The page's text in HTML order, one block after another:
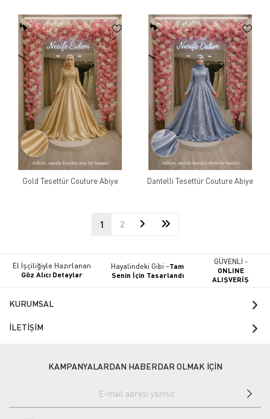
Gold Tesettür Couture Abiye Dantelli Tesettür Couture Abiye
1 2
El İşçiliğiyle Hazırlanan
Göz Alıcı Detaylar
Hayalindeki Gibi –Tam
Senin İçin Tasarlandı
GÜVENLİ -
ONLINE
ALIŞVERİŞ
KURUMSAL
İLETİŞİM
KAMPANYALARDAN HABERDAR OLMAK İÇİN